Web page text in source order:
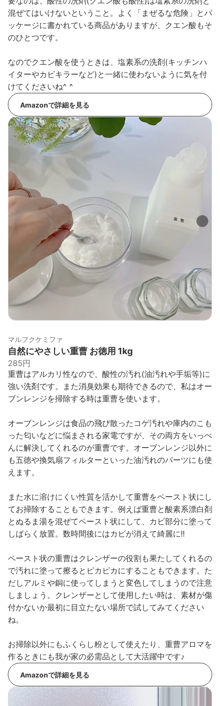
混ぜてはいけないということ。よく「まぜるな危険」とパ
ッケージに書かれている商品がありますが、クエン酸もそ
のひとつです。
なのでクエン酸を使うときは、塩素系の洗剤(キッチンハ
イターやカビキラーなど)と一緒に使わないように気を付
けてくださいね^ ^
Amazonで詳細を見る
マルフクケミファ
自然にやさしい重曹 お徳用 1kg
285円
重曹はアルカリ性なので、酸性の汚れ(油汚れや手垢等)に
強い洗剤です。また消臭効果も期待できるので、私はオー
ブンレンジを掃除する時は重曹を使います。
オーブンレンジは食品の飛び散ったコゲ汚れや庫内のこも
った匂いなどに悩まされる家電ですが、その両方をいっぺ
んに解決してくれるのが重曹です。オーブンレンジ以外に
も五徳や換気扇フィルターといった油汚れのパーツにも使
えます。
また水に溶けにくい性質を活かして重曹をペースト状にし
てお掃除することもできます。例えば重曹と酸素系漂白剤
とぬるま湯を混ぜてペースト状にして、カビ部分に塗って
しばらく放置。数時間後にはカビが消えて綺麗に!!
ペースト状の重曹はクレンザーの役割も果たしてくれるの
で汚れに塗って擦るとピカピカにすることもできます。た
だしアルミや銅に使ってしまうと変色してしまうので注意
しましょう。クレンザーとして使用したい時は、素材が傷
付かないか最初に目立たない場所で試してみてください
ね。
お掃除以外にもふくらし粉として使えたり、重曹アロマを
作るときにも我が家の必需品として大活躍中です♪
Amazonで詳細を見る